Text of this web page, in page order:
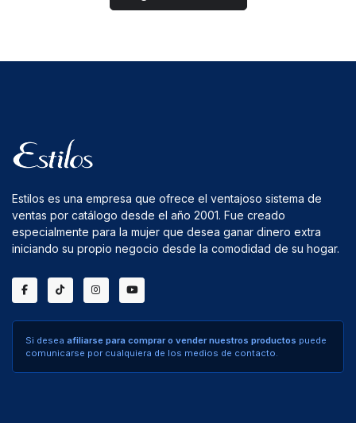
Estilos es una empresa que ofrece el ventajoso sistema de
ventas por catálogo desde el año 2001. Fue creado
especialmente para la mujer que desea ganar dinero extra
iniciando su propio negocio desde la comodidad de su hogar.
Si desea afiliarse para comprar o vender nuestros productos puede
comunicarse por cualquiera de los medios de contacto.